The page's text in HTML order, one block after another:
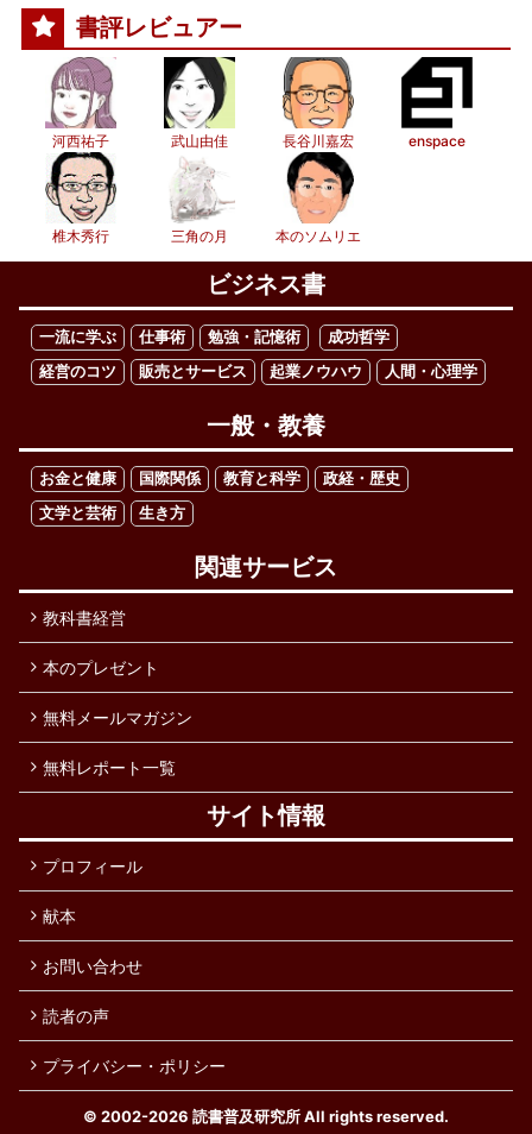
書評レビュアー
河西祐子 武山由佳 長谷川嘉宏 enspace
椎木秀行 三角の月 本のソムリエ
ビジネス書
一流に学ぶ 仕事術 勉強・記憶術
成功哲学
経営のコツ
販売とサービス 起業ノウハウ 人間・心理学
一般・教養
お金と健康 国際関係 教育と科学
政経・歴史
文学と芸術
生き方
関連サービス
教科書経営
本のプレゼント
無料メールマガジン
無料レポート一覧
サイト情報
プロフィール
献本
お問い合わせ
読者の声
プライバシー・ポリシー
© 2002-2026 読書普及研究所 All rights reserved.